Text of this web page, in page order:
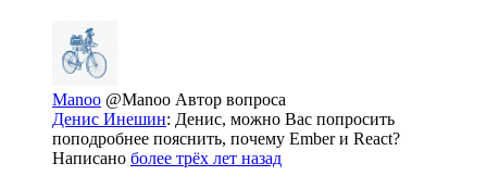
Manoo @Manoo Автор вопроса
Денис Инешин: Денис, можно Вас попросить
поподробнее пояснить, почему Ember и React?
Написано более трёх лет назад